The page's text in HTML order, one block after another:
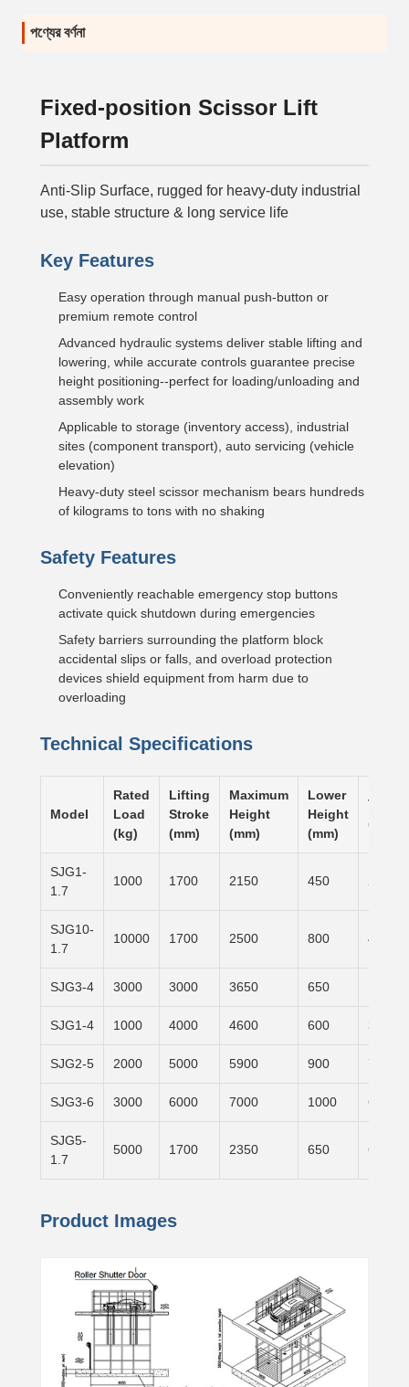
পণ্যের বর্ণনা
Fixed-position Scissor Lift
Platform
Anti-Slip Surface, rugged for heavy-duty industrial
use, stable structure & long service life
Key Features
Easy operation through manual push-button or
premium remote control
Advanced hydraulic systems deliver stable lifting and
lowering, while accurate controls guarantee precise
height positioning--perfect for loading/unloading and
assembly work
Applicable to storage (inventory access), industrial
sites (component transport), auto servicing (vehicle
elevation)
Heavy-duty steel scissor mechanism bears hundreds
of kilograms to tons with no shaking
Safety Features
Conveniently reachable emergency stop buttons
activate quick shutdown during emergencies
Safety barriers surrounding the platform block
accidental slips or falls, and overload protection
devices shield equipment from harm due to
overloading
Technical Specifications
Model
Rated
Load
(kg)
Lifting
Stroke
(mm)
Maximum
Height
(mm)
Lower
Height
(mm)
Table
(mm)
SJG1-
1.7
1000 1700 2150 450
SJG10-
1.7
10000 1700 2500 800
SJG3-4 3000 3000 3650 650
SJG1-4 1000 4000 4600 600
SJG2-5 2000 5000 5900 900
SJG3-6 3000 6000 7000 1000
SJG5-
1.7
5000 1700 2350 650
Product Images